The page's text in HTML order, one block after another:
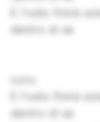
E l'odio finirà
dentro di se
coro:
E l'odio finirà
dentro di se